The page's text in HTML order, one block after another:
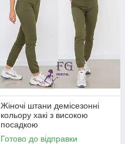
Жіночі штани демісезонні
кольору хакі з високою
посадкою
Готово до відправки